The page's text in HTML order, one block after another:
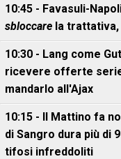
10:45 - Favasuli-
sbloccare la
10:30 - Lang come
ricevere offerte
mandarlo all'Ajax
10:15 - Il Mattino fa
di Sangro dura più di
tifosi infreddoliti